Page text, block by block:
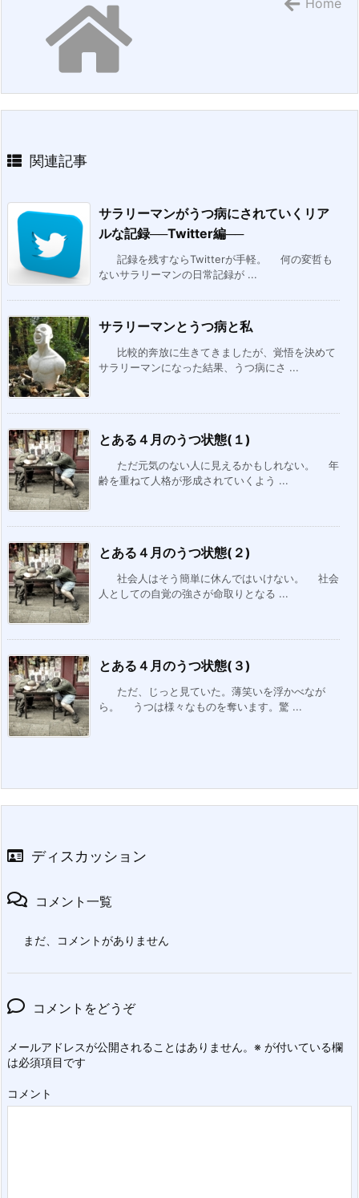
関連記事
サラリーマンがうつ病にされていくリア
ルな記録──Twitter編──
記録を残すならTwitterが手軽。 何の変哲も
ないサラリーマンの日常記録が ...
サラリーマンとうつ病と私
比較的奔放に生きてきましたが、覚悟を決めて
サラリーマンになった結果、うつ病にさ ...
とある４月のうつ状態(１)
ただ元気のない人に見えるかもしれない。 年
齢を重ねて人格が形成されていくよう ...
とある４月のうつ状態(２)
社会人はそう簡単に休んではいけない。 社会
人としての自覚の強さが命取りとなる ...
とある４月のうつ状態(３)
ただ、じっと見ていた。薄笑いを浮かべなが
ら。 うつは様々なものを奪います。驚 ...
ディスカッション
コメント一覧
まだ、コメントがありません
コメントをどうぞ
メールアドレスが公開されることはありません。 ※ が付いている欄
は必須項目です
コメント